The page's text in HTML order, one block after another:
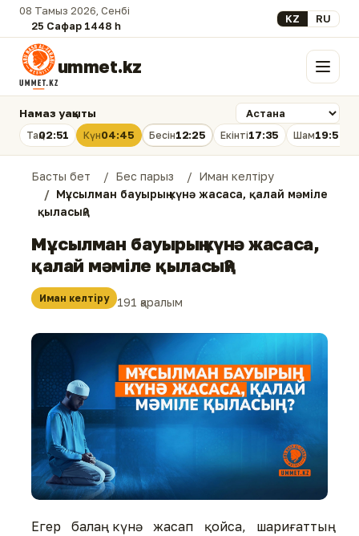
08 Тамыз 2026, Сенбі
25 Сафар 1448 һ.
Select your
KZ RU
ummet.kz Мәзір
Намаз уақыты
Таң02:51 Күн04:45 Бесін12:25 Екінті17:35 Шам19:54
Басты бет Бес парыз
Иман келтіру
Мұсылман бауырың күнә жасаса, қалай мәміле
қыласың?
Мұсылман бауырың күнә жасаса,
қалай мәміле қыласың?
Иман келтіру 191 қаралым
Егер балаң күнә жасап қойса, шариғаттың